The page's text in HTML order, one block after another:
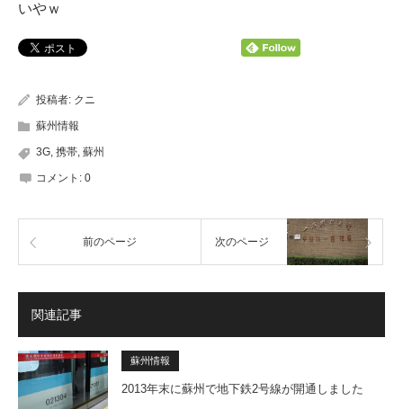
いやｗ
投稿者: クニ
蘇州情報
3G, 携帯, 蘇州
コメント: 0
前のページ 次のページ
関連記事
蘇州情報
2013年末に蘇州で地下鉄2号線が開通しました